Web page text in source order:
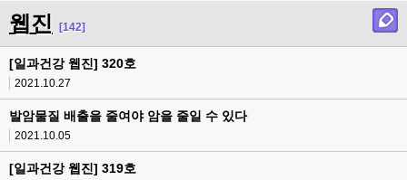
웹진 [142]
[일과건강 웹진] 320호
2021.10.27
발암물질 배출을 줄여야 암을 줄일 수 있다
2021.10.05
[일과건강 웹진] 319호